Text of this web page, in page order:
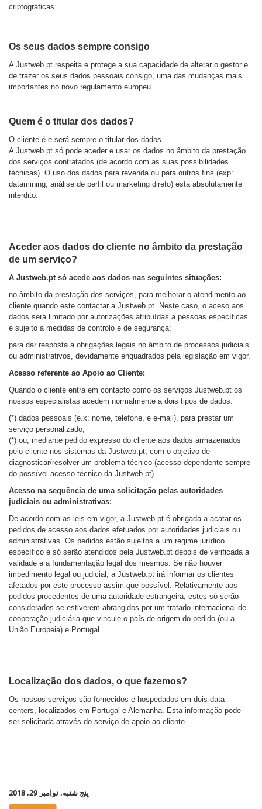
criptográficas.
Os seus dados sempre consigo
A Justweb.pt respeita e protege a sua capacidade de alterar o gestor e
de trazer os seus dados pessoais consigo, uma das mudanças mais
importantes no novo regulamento europeu.
Quem é o titular dos dados?
O cliente é e será sempre o titular dos dados.
A Justweb.pt só pode aceder e usar os dados no âmbito da prestação
dos serviços contratados (de acordo com as suas possibilidades
técnicas). O uso dos dados para revenda ou para outros fins (exp:.
datamining, análise de perfil ou marketing direto) está absolutamente
interdito.
Aceder aos dados do cliente no âmbito da prestação
de um serviço?
A Justweb.pt só acede aos dados nas seguintes situações:
no âmbito da prestação dos serviços, para melhorar o atendimento ao
cliente quando este contactar a Justweb.pt. Neste caso, o aceso aos
dados será limitado por autorizações atribuídas a pessoas específicas
e sujeito a medidas de controlo e de segurança;
para dar resposta a obrigações legais no âmbito de processos judiciais
ou administrativos, devidamente enquadrados pela legislação em vigor.
Acesso referente ao Apoio ao Cliente:
Quando o cliente entra em contacto como os serviços Justweb.pt os
nossos especialistas acedem normalmente a dois tipos de dados:
(*) dados pessoais (e.x: nome, telefone, e e-mail), para prestar um
serviço personalizado;
(*) ou, mediante pedido expresso do cliente aos dados armazenados
pelo cliente nos sistemas da Justweb.pt, com o objetivo de
diagnosticar/resolver um problema técnico (acesso dependente sempre
do possível acesso técnico da Justweb.pt).
Acesso na sequência de uma solicitação pelas autoridades
judiciais ou administrativas:
De acordo com as leis em vigor, a Justweb.pt é obrigada a acatar os
pedidos de acesso aos dados efetuados por autoridades judiciais ou
administrativas. Os pedidos estão sujeitos a um regime jurídico
específico e só serão atendidos pela Justweb.pt depois de verificada a
validade e a fundamentação legal dos mesmos. Se não houver
impedimento legal ou judicial, a Justweb.pt irá informar os clientes
afetados por este processo assim que possível. Relativamente aos
pedidos procedentes de uma autoridade estrangeira, estes só serão
considerados se estiverem abrangidos por um tratado internacional de
cooperação judiciária que vincule o país de origem do pedido (ou a
União Europeia) e Portugal.
Localização dos dados, o que fazemos?
Os nossos serviços são fornecidos e hospedados em dois data
centers, localizados em Portugal e Alemanha. Esta informação pode
ser solicitada através do serviço de apoio ao cliente.
پنج شنبه, نوامبر 29, 2018